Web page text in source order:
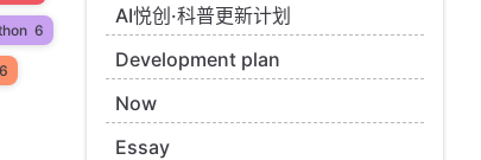
6
6
AI悦创·科普更新计划
Development plan
Now
Essay